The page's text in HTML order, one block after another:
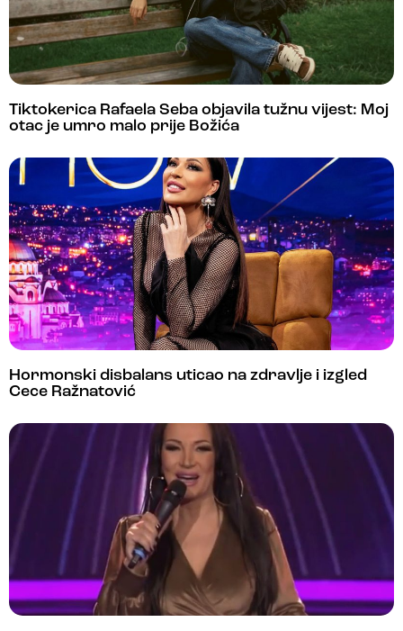
Tiktokerica Rafaela Seba objavila tužnu vijest: Moj
otac je umro malo prije Božića
Hormonski disbalans uticao na zdravlje i izgled
Cece Ražnatović